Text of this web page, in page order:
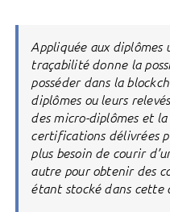
Appliquée aux
traçabilité donne la
posséder dans la
diplômes ou leurs
des micro-diplômes et
certifications délivrées
plus besoin de courir
autre pour obtenir des
étant stocké dans cette